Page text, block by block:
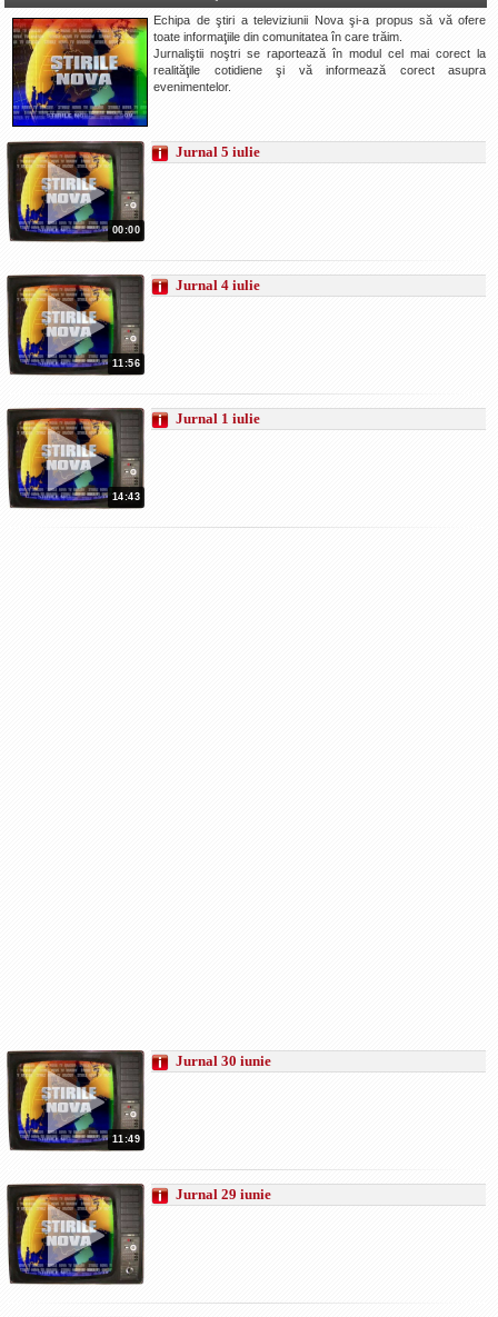
La Ţintă
Subiecte grele
Dialoguri cu Ghişe
Bucuria Credinţei
Replica Braşovului
Zona Neutră
Contact
Echipa de ştiri a televiziunii Nova şi-a propus să vă ofere
toate informaţiile din comunitatea în care trăim.
Jurnaliştii noştri se raportează în modul cel mai corect la
realităţile cotidiene şi vă informează corect asupra
evenimentelor.
00:00
Jurnal 5 iulie
11:56
Jurnal 4 iulie
14:43
Jurnal 1 iulie
11:49
Jurnal 30 iunie
Jurnal 29 iunie